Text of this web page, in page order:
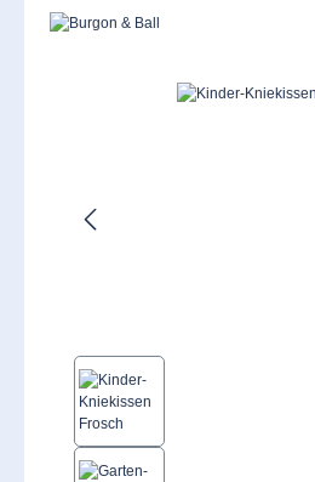
Bildergalerie überspringen